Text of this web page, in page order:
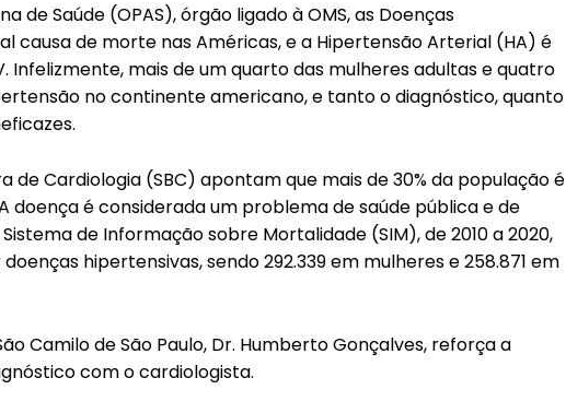
de Saúde (OPAS), órgão ligado à OMS, as Doenças
causa de morte nas Américas, e a Hipertensão Arterial (HA) é
Infelizmente, mais de um quarto das mulheres adultas e quatro
no continente americano, e tanto o diagnóstico, quanto
de Cardiologia (SBC) apontam que mais de 30% da população é
é considerada um problema de saúde pública e de
de Informação sobre Mortalidade (SIM), de 2010 a 2020,
hipertensivas, sendo 292.339 em mulheres e 258.871 em
Camilo de São Paulo, Dr. Humberto Gonçalves, reforça a
com o cardiologista.